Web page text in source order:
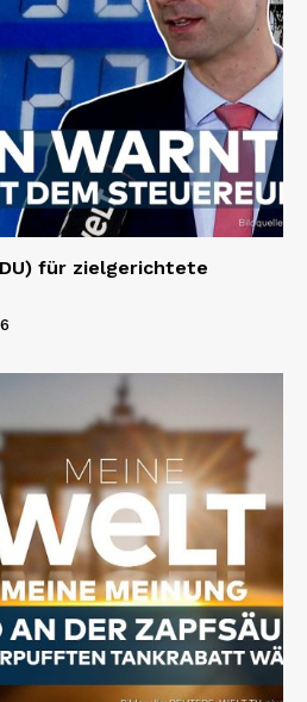
für zielgerichtete